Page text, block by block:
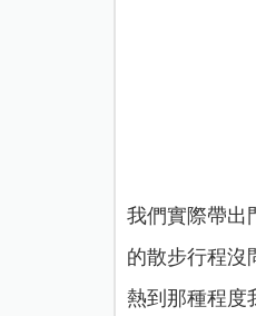
我們實際帶出
的散步行程沒
熱到那種程度